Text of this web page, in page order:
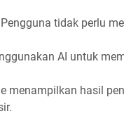
tidak perlu
AI untuk
menampilkan hasil